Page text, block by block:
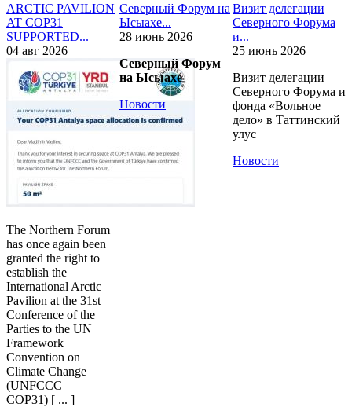
ARCTIC PAVILION
AT COP31
SUPPORTED...
04 авг 2026
The Northern Forum
has once again been
granted the right to
establish the
International Arctic
Pavilion at the 31st
Conference of the
Parties to the UN
Framework
Convention on
Climate Change
(UNFCCC
COP31) [ ... ]
Северный Форум на
Ысыахе...
28 июнь 2026
Северный Форум
на Ысыахе
Новости
Визит делегации
Северного Форума
и...
25 июнь 2026
Визит делегации
Северного Форума и
фонда «Вольное
дело» в Таттинский
улус
Новости